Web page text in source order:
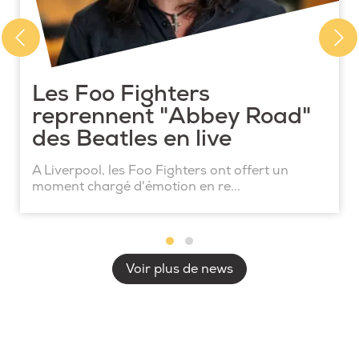
Les Foo Fighters
reprennent "Abbey Road"
des Beatles en live
A Liverpool, les Foo Fighters ont offert un
moment chargé d'émotion en re...
Voir plus de news